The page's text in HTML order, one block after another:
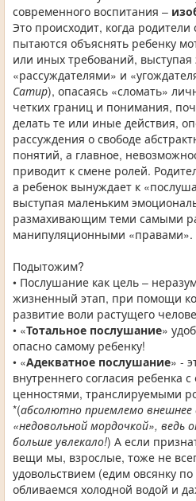
современного воспитания –
Это происходит, когда
пытаются объяснять ребенку
или иных требований, выступая
«рассуждателями» и
Сатир), опасаясь «сломать»
четких границ и понимания,
делать те или иные действия,
рассуждения о свободе
понятий, а главное,
приводит к смене ролей.
а ребенок вынуждает к
выступая маленьким
размахивающим теми самыми
манипуляционными «правами».
Подытожим?
• Послушание как цель –
жизненный этап, при помощи
развитие воли растущего
• «Тотальное послушание»
опасно самому ребенку!
• «Адекватное послушание» -
внутреннего согласия ребенка
ценностями, транслируемыми
*(абсолютно приемлемо внешнее
«недовольной мордочкой»,
больше увлекало!) А если
вещи мы, взрослые, тоже не
удовольствием (едим овсянку
обливаемся холодной водой и